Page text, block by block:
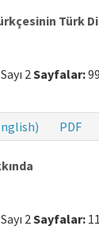
Türk
2Sayfalar:
PDF
2Sayfalar: